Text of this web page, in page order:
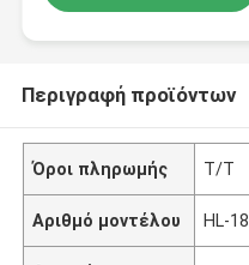
Περιγραφή προϊόντων
Όροι πληρωμής T/T
Αριθμό μοντέλου HL-